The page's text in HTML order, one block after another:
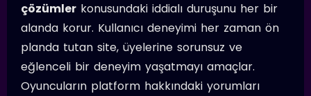
çözümler konusundaki iddialı duruşunu her bir
alanda korur. Kullanıcı deneyimi her zaman ön
planda tutan site, üyelerine sorunsuz ve
eğlenceli bir deneyim yaşatmayı amaçlar.
Oyuncuların platform hakkındaki yorumları